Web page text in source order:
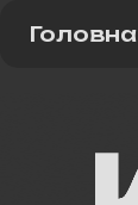
Головна